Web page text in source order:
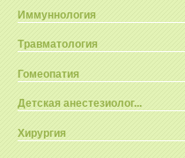
Иммуннология
Травматология
Гомеопатия
Детская анестезиолог...
Хирургия